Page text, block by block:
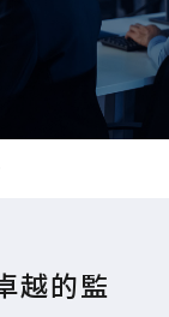
越的監